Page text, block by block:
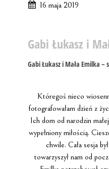
16 maja 2019
Gabi Łukasz i
Gabi Łukasz i Mała Emilka
Któregoś nieco
fotografowałam dzień z
Ich dom od narodzin
wypełniony miłością.
chwile. Cała sesja
towarzyszył nam od